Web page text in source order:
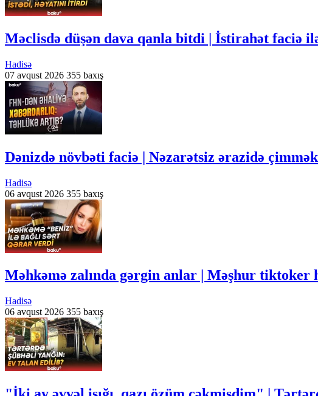
Məclisdə düşən dava qanla bitdi | İstirahət faciə
Hadisə
07 avqust 2026 355 baxış
Dənizdə növbəti faciə | Nəzarətsiz ərazidə
Hadisə
06 avqust 2026 355 baxış
Məhkəmə zalında gərgin anlar | Məşhur tiktoker
Hadisə
06 avqust 2026 355 baxış